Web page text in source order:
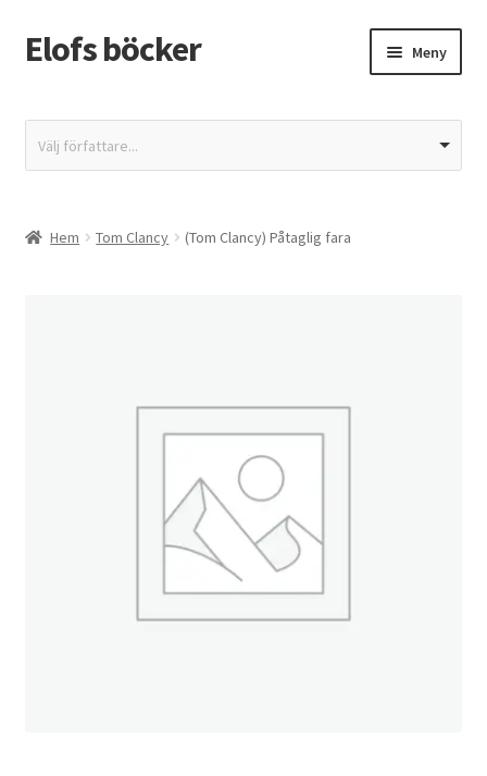
Hoppa
till
Hoppa
till
Elofs böcker Meny
Återbetalnings- och returpolicy
Välj författare...
Hem Tom Clancy (Tom Clancy) Påtaglig fara